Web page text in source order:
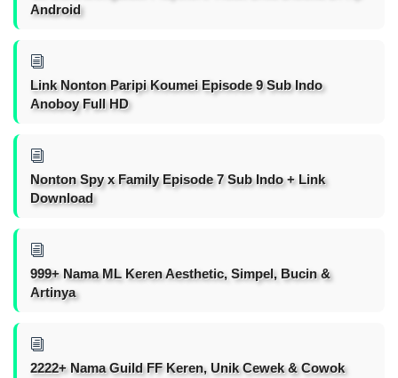
Android
Link Nonton Paripi Koumei Episode 9 Sub Indo
Anoboy Full HD
Nonton Spy x Family Episode 7 Sub Indo + Link
Download
999+ Nama ML Keren Aesthetic, Simpel, Bucin &
Artinya
2222+ Nama Guild FF Keren, Unik Cewek & Cowok